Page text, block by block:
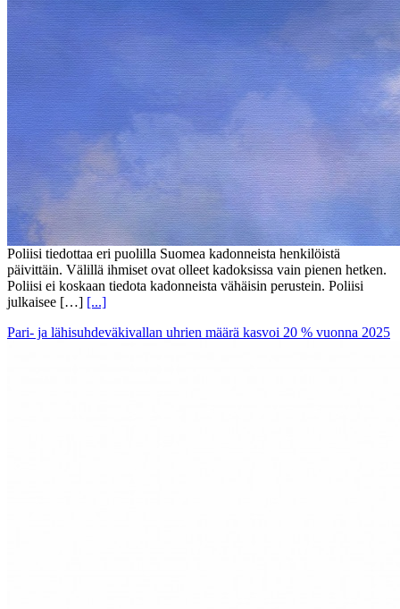
Poliisi tiedottaa eri puolilla Suomea kadonneista henkilöistä
päivittäin. Välillä ihmiset ovat olleet kadoksissa vain pienen hetken.
Poliisi ei koskaan tiedota kadonneista vähäisin perustein. Poliisi
julkaisee […] [...]
Pari- ja lähisuhdeväkivallan uhrien määrä kasvoi 20 % vuonna 2025